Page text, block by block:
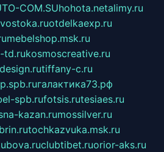
COM.SUhohota.netalimy.ru
otdelkaexp.ru
mebelshop.msk.ru
td.rukosmoscreative.ru
tiffany-c.ru
галактика73.рф
spb.rufotsis.rutesiaes.ru
kazan.rumossilver.ru
tochkazvuka.msk.ru
clubtibet.ruorior-aks.ru